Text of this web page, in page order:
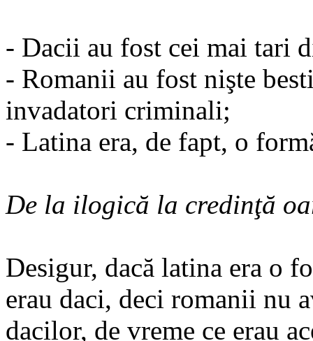
- Dacii au fost cei mai tari
- Romanii au fost nişte
invadatori criminali;
- Latina era, de fapt, o
De la ilogică la credinţă
Desigur, dacă latina era o
erau daci, deci romanii nu
dacilor, de vreme ce erau